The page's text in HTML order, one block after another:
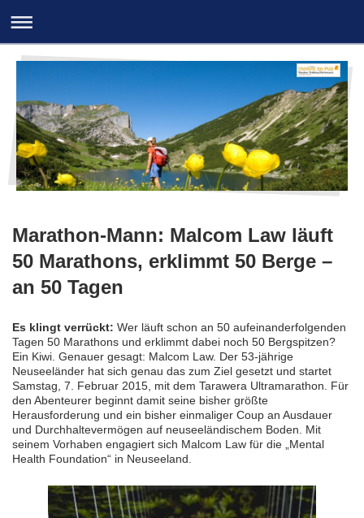
Marathon-Mann: Malcom Law läuft
50 Marathons, erklimmt 50 Berge –
an 50 Tagen
Es klingt verrückt: Wer läuft schon an 50 aufeinanderfolgenden
Tagen 50 Marathons und erklimmt dabei noch 50 Bergspitzen?
Ein Kiwi. Genauer gesagt: Malcom Law. Der 53-jährige
Neuseeländer hat sich genau das zum Ziel gesetzt und startet
Samstag, 7. Februar 2015, mit dem Tarawera Ultramarathon. Für
den Abenteurer beginnt damit seine bisher größte
Herausforderung und ein bisher einmaliger Coup an Ausdauer
und Durchhaltevermögen auf neuseeländischem Boden. Mit
seinem Vorhaben engagiert sich Malcom Law für die „Mental
Health Foundation“ in Neuseeland.